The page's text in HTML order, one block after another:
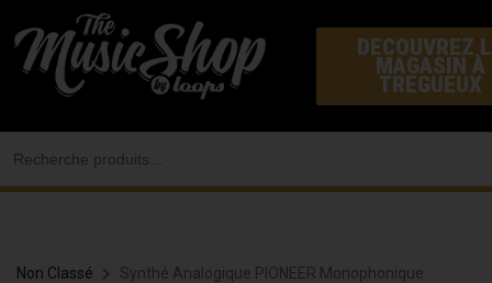
au
contenu
DECOUVREZ
MAGASIN À
TREGUEUX
Non Classé Synthé Analogique PIONEER Monophonique